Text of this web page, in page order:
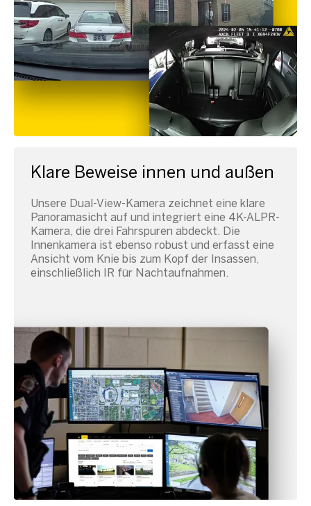
Klare Beweise innen und außen
Unsere Dual-View-Kamera zeichnet eine klare
Panoramasicht auf und integriert eine 4K-ALPR-
Kamera, die drei Fahrspuren abdeckt. Die
Innenkamera ist ebenso robust und erfasst eine
Ansicht vom Knie bis zum Kopf der Insassen,
einschließlich IR für Nachtaufnahmen.